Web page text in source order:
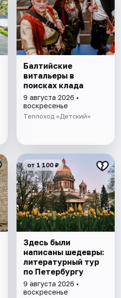
Балтийские
витальеры в
поисках клада
9 августа 2026 •
воскресенье
Теплоход «Детский»
от 1 100 ₽
Здесь были
написаны шедевры:
литературный тур
по Петербургу
9 августа 2026 •
воскресенье